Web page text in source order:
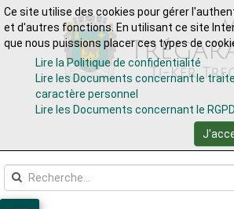
Aller au contenuAller au menu
Ce site utilise des cookies pour gérer
et d'autres fonctions. En utilisant ce site
que nous puissions placer ces types de
Lire la Politique de confidentialité
Lire les Documents concernant le
caractère personnel
Lire les Documents concernant le RGPD